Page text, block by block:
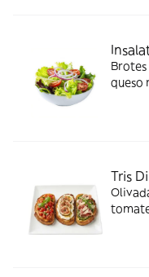
Brotes
queso
Tris